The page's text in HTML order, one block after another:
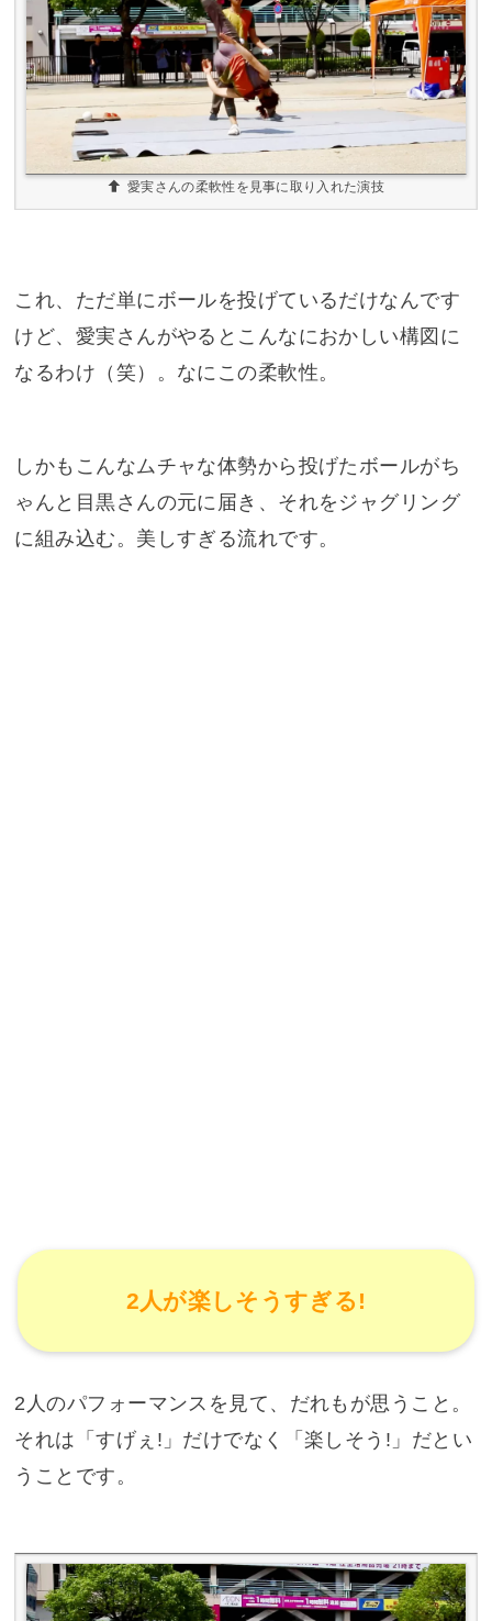
愛実さんの柔軟性を見事に取り入れた演技
これ、ただ単にボールを投げているだけなんです
けど、愛実さんがやるとこんなにおかしい構図に
なるわけ（笑）。なにこの柔軟性。
しかもこんなムチャな体勢から投げたボールがち
ゃんと目黒さんの元に届き、それをジャグリング
に組み込む。美しすぎる流れです。
2人が楽しそうすぎる!
2人のパフォーマンスを見て、だれもが思うこと。
それは「すげぇ!」だけでなく「楽しそう!」だとい
うことです。